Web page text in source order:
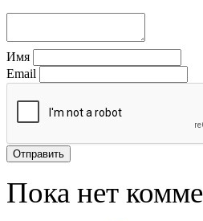
Имя
Email
Пока нет